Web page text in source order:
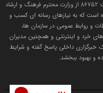
رسانه و دارنده مجوز رسانه رسمی با شماره ثبت 86752 از وزارت محترم فرهنگ و ارشاد
است که به نیازهای رسانه ای کسب و
و روابط عمومی در سازمان ها،
خرد و اینترنتی و همچنین مدیران
خبرگزاری داخلی پاسخ گفته و شرایط
و بهبود ببخشد.